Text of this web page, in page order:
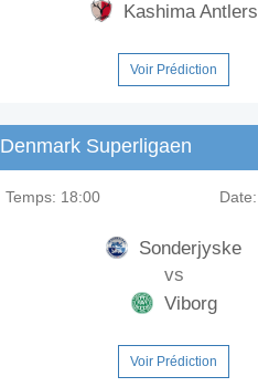
Kashima Antlers
Voir Prédiction
Denmark Superligaen
Temps: 18:00 Date:
Sonderjyske
vs
Viborg
Voir Prédiction